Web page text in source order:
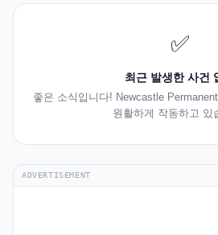
✅
최근 발생한 사건
좋은 소식입니다! Newcastle
원활하게 작동하고 있
ADVERTISEMENT